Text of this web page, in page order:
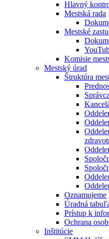
Hlavný
Mestská rada
Mestské
Komisie
Mestský úrad
Štruktúra
Oznamujeme
Úradná
Prístup k
Ochrana
Inštitúcie